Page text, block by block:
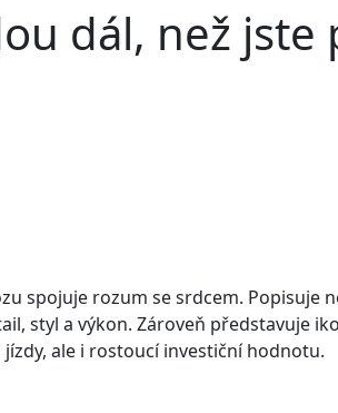
dál, než jste
spojuje rozum se srdcem.
styl a výkon. Zároveň představuje
ale i rostoucí investiční hodnotu.